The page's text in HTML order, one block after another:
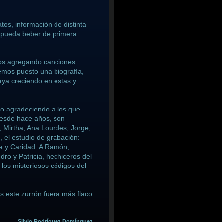
información de distinta
beber de primera
agregando canciones
puesto una biografía,
creciendo en estas y
agradeciendo a los que
hace años, son
Ana Lourdes, Jorge,
, el estudio de grabación:
y Caridad. A Ramón,
y Patricia, hechiceros del
misteriosos códigos del
este zurrón fuera más flaco